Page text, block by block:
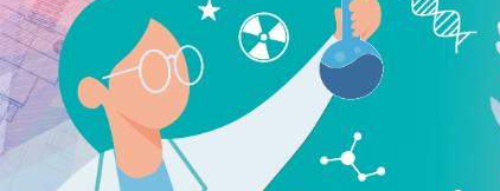
土佐はちきんリケジョ発掘プログ
CLICK HERE